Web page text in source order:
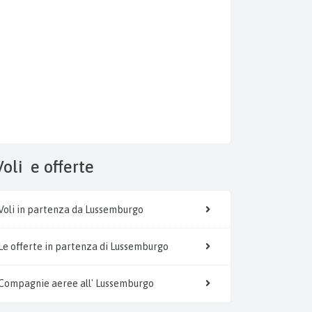
Voli e offerte
in partenza da Lussemburgo
offerte in partenza di Lussemburgo
aeree all' Lussemburgo